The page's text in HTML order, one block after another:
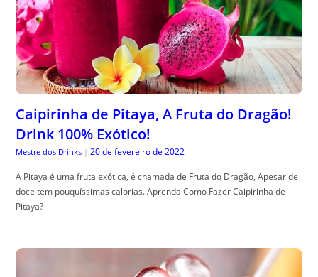
Caipirinha de Pitaya, A Fruta do Dragão!
Drink 100% Exótico!
Mestre dos Drinks | 20 de fevereiro de 2022
A Pitaya é uma fruta exótica, é chamada de Fruta do Dragão, Apesar de
doce tem pouquíssimas calorias. Aprenda Como Fazer Caipirinha de
Pitaya?